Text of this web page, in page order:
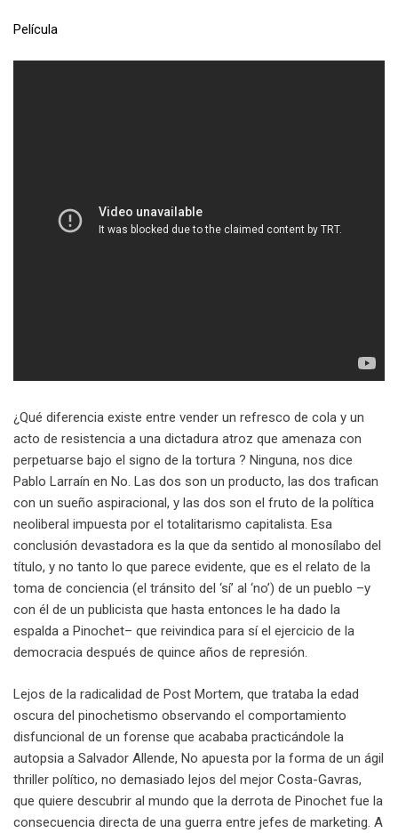
Película
¿Qué diferencia existe entre vender un refresco de cola y un
acto de resistencia a una dictadura atroz que amenaza con
perpetuarse bajo el signo de la tortura ? Ninguna, nos dice
Pablo Larraín en No. Las dos son un producto, las dos trafican
con un sueño aspiracional, y las dos son el fruto de la política
neoliberal impuesta por el totalitarismo capitalista. Esa
conclusión devastadora es la que da sentido al monosílabo del
título, y no tanto lo que parece evidente, que es el relato de la
toma de conciencia (el tránsito del ‘sí’ al ‘no’) de un pueblo –y
con él de un publicista que hasta entonces le ha dado la
espalda a Pinochet– que reivindica para sí el ejercicio de la
democracia después de quince años de represión.
Lejos de la radicalidad de Post Mortem, que trataba la edad
oscura del pinochetismo observando el comportamiento
disfuncional de un forense que acababa practicándole la
autopsia a Salvador Allende, No apuesta por la forma de un ágil
thriller político, no demasiado lejos del mejor Costa-Gavras,
que quiere descubrir al mundo que la derrota de Pinochet fue la
consecuencia directa de una guerra entre jefes de marketing. A